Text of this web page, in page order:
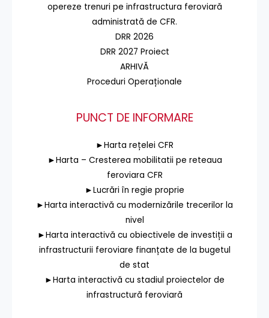
opereze trenuri pe infrastructura feroviară
administrată de CFR.
DRR 2026
DRR 2027 Proiect
ARHIVĂ
Proceduri Operaționale
PUNCT DE INFORMARE
►Harta rețelei CFR
►Harta – Cresterea mobilitatii pe reteaua
feroviara CFR
►Lucrări în regie proprie
►Harta interactivă cu modernizările trecerilor la
nivel
►Harta interactivă cu obiectivele de investiții a
infrastructurii feroviare finanțate de la bugetul
de stat
►Harta interactivă cu stadiul proiectelor de
infrastructură feroviară